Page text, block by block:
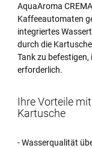
AquaAroma
Kaffeeautomaten
integriertes
durch die
Tank zu
erforderlich.
Ihre Vorteile
Kartusche
- Wasserqualität